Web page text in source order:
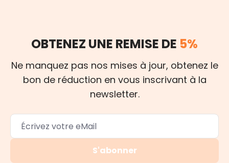
OBTENEZ UNE REMISE DE 5%
Ne manquez pas nos mises à jour, obtenez le
bon de réduction en vous inscrivant à la
newsletter.
S'abonner